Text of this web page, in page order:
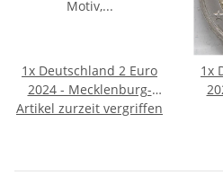
1x Deutschland 2 Euro
2024 - Mecklenburg-
Vorpommern -
Artikel zurzeit vergriffen
1x